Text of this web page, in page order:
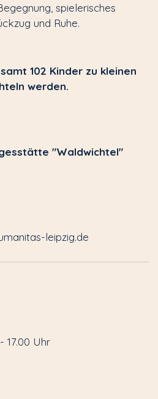
spielerisches
und Ruhe.
102 Kinder zu kleinen
werden.
"Waldwichtel"
leipzig.de
17.00 Uhr